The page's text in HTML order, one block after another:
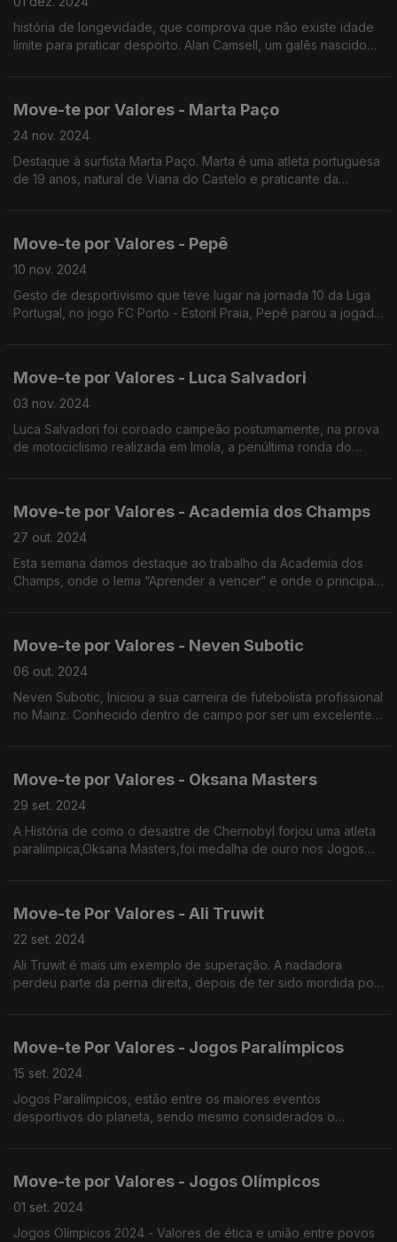
história de longevidade, que comprova que não existe idade
limite para praticar desporto. Alan Camsell, um galês nascido
Move-te por Valores - Marta Paço
24 nov. 2024
Destaque à surfista Marta Paço. Marta é uma atleta portuguesa
de 19 anos, natural de Viana do Castelo e praticante da
Move-te por Valores - Pepê
10 nov. 2024
Gesto de desportivismo que teve lugar na jornada 10 da Liga
Portugal, no jogo FC Porto - Estoril Praia, Pepê parou a jogada
Move-te por Valores - Luca Salvadori
03 nov. 2024
Luca Salvadori foi coroado campeão postumamente, na prova
de motociclismo realizada em Imola, a penúltima ronda do
Move-te por Valores - Academia dos Champs
27 out. 2024
Esta semana damos destaque ao trabalho da Academia dos
Champs, onde o lema “Aprender a vencer” e onde o principal
Move-te por Valores - Neven Subotic
06 out. 2024
Neven Subotic, Iniciou a sua carreira de futebolista profissional
no Mainz. Conhecido dentro de campo por ser um excelente
Move-te por Valores - Oksana Masters
29 set. 2024
A História de como o desastre de Chernobyl forjou uma atleta
paralímpica,Oksana Masters,foi medalha de ouro nos Jogos
Move-te Por Valores - Ali Truwit
22 set. 2024
Ali Truwit é mais um exemplo de superação. A nadadora
perdeu parte da perna direita, depois de ter sido mordida por
Move-te Por Valores - Jogos Paralímpicos
15 set. 2024
Jogos Paralímpicos, estão entre os maiores eventos
desportivos do planeta, sendo mesmo considerados o
Move-te por Valores - Jogos Olímpicos
01 set. 2024
Jogos Olímpicos 2024 - Valores de ética e união entre povos